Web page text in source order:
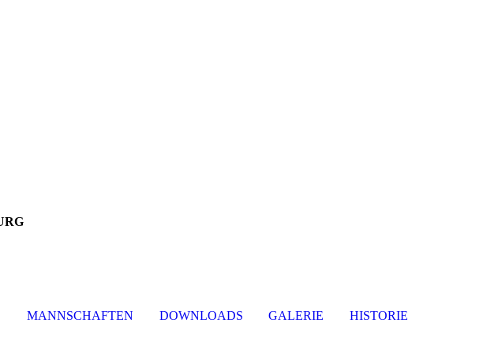
MANNSCHAFTEN DOWNLOADS GALERIE HISTORIE